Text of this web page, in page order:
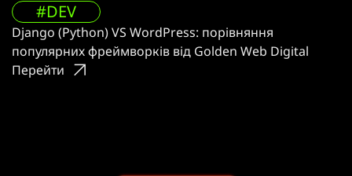
#DEV
Django (Python) VS WordPress: порівняння
популярних фреймворків від Golden Web Digital
Перейти